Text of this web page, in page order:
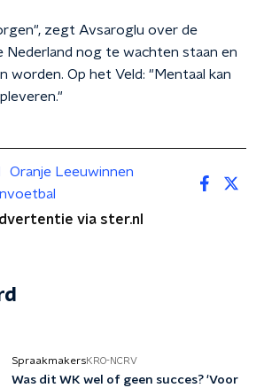
zegt Avsaroglu over de
Nederland nog te wachten staan en
worden. Op het Veld: "Mentaal kan
Oranje Leeuwinnen
via ster.nl
SpraakmakersKRO-NCRV
Was dit WK wel of geen succes? 'Voor